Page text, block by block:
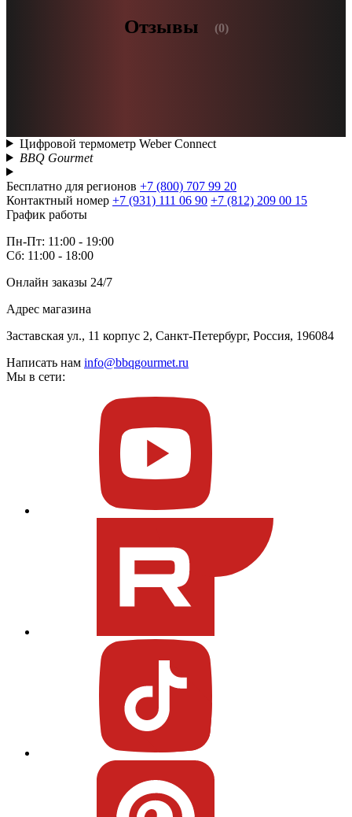
Отзывы (0)
Цифровой термометр Weber Connect
BBQ Gourmet
Бесплатно для регионов +7 (800) 707 99 20
Контактный номер +7 (931) 111 06 90 +7 (812) 209 00 15
График работы
Пн-Пт: 11:00 - 19:00
Сб: 11:00 - 18:00
Онлайн заказы 24/7
Адрес магазина
Заставская ул., 11 корпус 2, Санкт-Петербург, Россия, 196084
Написать нам info@bbqgourmet.ru
Мы в сети: